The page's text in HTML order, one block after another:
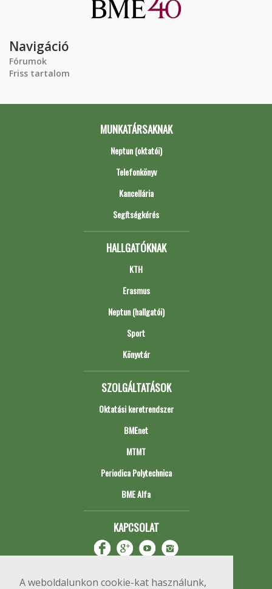
A weboldalunkon cookie-kat használunk,
Navigáció
Fórumok
Friss tartalom
MUNKATÁRSAKNAK
Neptun (oktatói)
Telefonkönyv
Kancellária
Segítségkérés
HALLGATÓKNAK
KTH
Erasmus
Neptun (hallgatói)
Sport
Könyvtár
SZOLGÁLTATÁSOK
Oktatási keretrendszer
BMEnet
MTMT
Periodica Polytechnica
BME Alfa
KAPCSOLAT